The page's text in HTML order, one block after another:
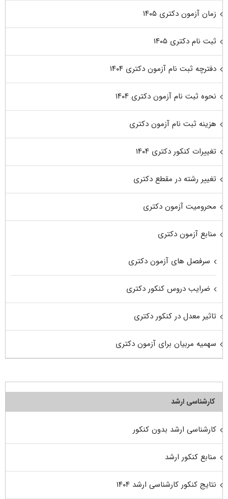
زمان آزمون دکتری ۱۴۰۵
ثبت نام دکتری ۱۴۰۵
دفترچه ثبت نام آزمون دکتری ۱۴۰۴
نحوه ثبت نام آزمون دکتری ۱۴۰۴
هزینه ثبت نام آزمون دکتری
تغییرات کنکور دکتری ۱۴۰۴
تغییر رشته در مقطع دکتری
محرومیت آزمون دکتری
منابع آزمون دکتری
سرفصل های آزمون دکتری
ضرایب دروس کنکور دکتری
تاثیر معدل در کنکور دکتری
سهمیه مربیان برای آزمون دکتری
کارشناسی ارشد
کارشناسی ارشد بدون کنکور
منابع کنکور ارشد
نتایج کنکور کارشناسی ارشد ۱۴۰۴